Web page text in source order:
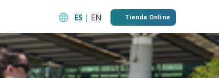
ES | EN Tienda Online